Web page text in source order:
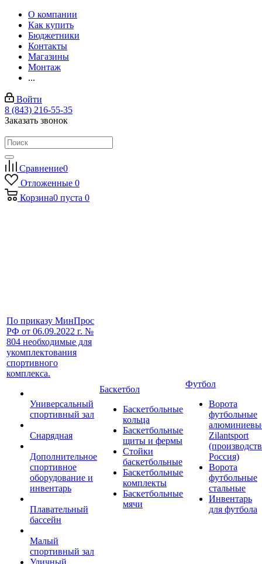
О компании
Как купить
Бюджетники
Контакты
Магазины
Монтаж
...
Войти
8 (843) 216-55-35
Заказать звонок
Сравнение0
Отложенные 0
Корзина0 пуста 0
По приказу МинПрос
РФ от 06.09.2022 г. №
804 необходимые для
укомплектования
спортивного
комплекса.
Универсальный
спортивный зал
Снарядная
Дополнительное
спортивное
оборудование и
инвентарь
Плавательный
бассейн
Малый
спортивный зал
Уличный
Баскетбол
Баскетбольные
кольца
Баскетбольные
щиты и фермы
Стойки
баскетбольные
Баскетбольные
комплекты
Баскетбольные
мячи
Футбол
Ворота
футбольные
Zilantsport
Россия)
Ворота
футбольные
стальные
Инвентарь
для футбола